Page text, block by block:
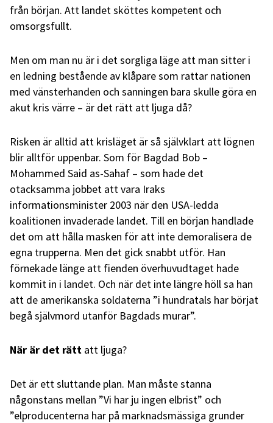
från början. Att landet sköttes kompetent och
omsorgsfullt.
Men om man nu är i det sorgliga läge att man sitter i
en ledning bestående av klåpare som rattar nationen
med vänsterhanden och sanningen bara skulle göra en
akut kris värre – är det rätt att ljuga då?
Risken är alltid att krisläget är så självklart att lögnen
blir alltför uppenbar. Som för Bagdad Bob –
Mohammed Said as-Sahaf – som hade det
otacksamma jobbet att vara Iraks
informationsminister 2003 när den USA-ledda
koalitionen invaderade landet. Till en början handlade
det om att hålla masken för att inte demoralisera de
egna trupperna. Men det gick snabbt utför. Han
förnekade länge att fienden överhuvudtaget hade
kommit in i landet. Och när det inte längre höll sa han
att de amerikanska soldaterna ”i hundratals har börjat
begå självmord utanför Bagdads murar”.
När är det rätt att ljuga?
Det är ett sluttande plan. Man måste stanna
någonstans mellan ”Vi har ju ingen elbrist” och
”elproducenterna har på marknadsmässiga grunder